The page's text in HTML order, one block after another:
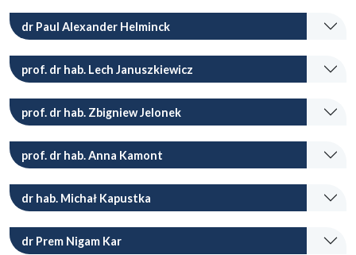
dr Paul Alexander Helminck
prof. dr hab. Lech Januszkiewicz
prof. dr hab. Zbigniew Jelonek
prof. dr hab. Anna Kamont
dr hab. Michał Kapustka
dr Prem Nigam Kar